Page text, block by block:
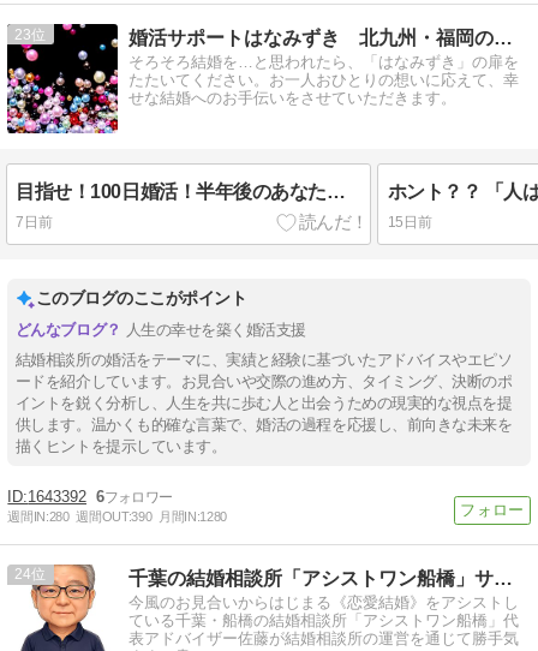
23 婚活サポートはなみずき 北九州・福岡の結婚相談所
そろそろ結婚を…と思われたら、「はなみずき」の扉を
たたいてください。お一人おひとりの想いに応えて、幸
せな結婚へのお手伝いをさせていただきます。
目指せ！100日婚活！半年後のあなたは？
7日前
ホント？？ 「人
15日前
このブログのここがポイント
人生の幸せを築く婚活支援
結婚相談所の婚活をテーマに、実績と経験に基づいたアドバイスやエピソ
ードを紹介しています。お見合いや交際の進め方、タイミング、決断のポ
イントを鋭く分析し、人生を共に歩む人と出会うための現実的な視点を提
供します。温かくも的確な言葉で、婚活の過程を応援し、前向きな未来を
描くヒントを提示しています。
1643392 6
週間IN:280 週間OUT:390 月間IN:1280
24 千葉の結婚相談所「アシストワン船橋」サトウから！
今風のお見合いからはじまる《恋愛結婚》をアシストし
ている千葉・船橋の結婚相談所「アシストワン船橋」代
表アドバイザー佐藤が結婚相談所の運営を通じて勝手気